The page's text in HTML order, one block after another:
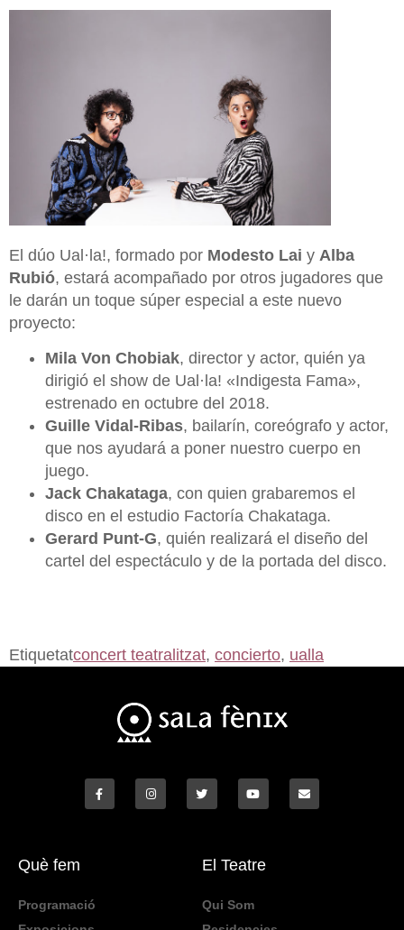
El dúo Ual·la!, formado por Modesto Lai y Alba
Rubió, estará acompañado por otros jugadores que
le darán un toque súper especial a este nuevo
proyecto:
Mila Von Chobiak, director y actor, quién ya
dirigió el show de Ual·la! «Indigesta Fama»,
estrenado en octubre del 2018.
Guille Vidal-Ribas, bailarín, coreógrafo y actor,
que nos ayudará a poner nuestro cuerpo en
juego.
Jack Chakataga, con quien grabaremos el
disco en el estudio Factoría Chakataga.
Gerard Punt-G, quién realizará el diseño del
cartel del espectáculo y de la portada del disco.
Etiquetatconcert teatralitzat, concierto, ualla
Què fem
Programació
El Teatre
Qui Som